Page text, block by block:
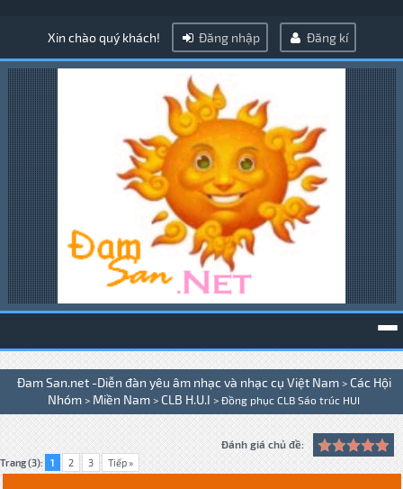
Xin chào quý khách! Đăng nhập Đăng kí
Đam San.net -Diễn đàn yêu âm nhạc và nhạc cụ Việt Nam > Các Hội
Nhóm > Miền Nam > CLB H.U.I > Đồng phục CLB Sáo trúc HUI
Trang (3): 1 2 3 Tiếp »
Đánh giá chủ đề: